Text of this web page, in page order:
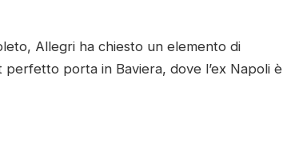
Allegri ha chiesto un elemento di
perfetto porta in Baviera, dove l’ex Napoli è